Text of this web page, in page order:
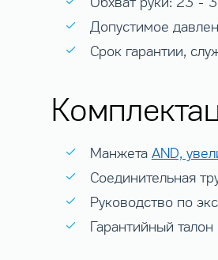
Допустимое
Срок гарантии,
Манжета AND,
Соединительная
Руководство по
Гарантийный талон